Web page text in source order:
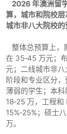
2026 年澳洲留
算，城市和院校
城市非八大院校的
整体总预算上，
在 35‑45 万元；
元；二线城市非
阶段和专业区分
薄弱的学生；本
18‑25 万，工程
15%‑25%；硕士
万。